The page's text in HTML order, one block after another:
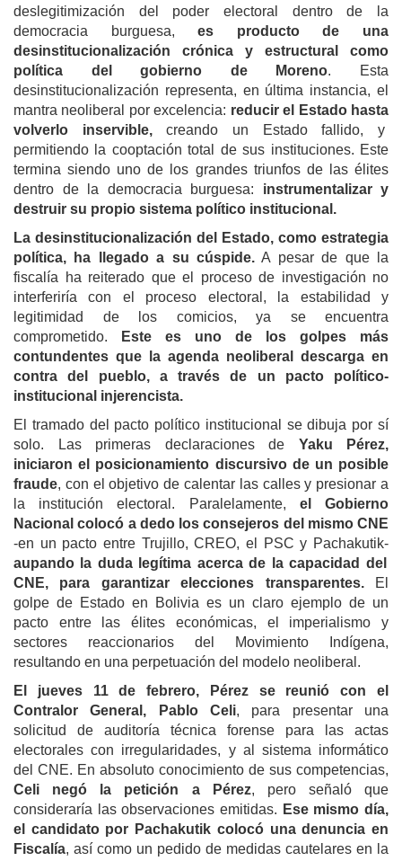
deslegitimización del poder electoral dentro de la
democracia burguesa,es producto de una
desinstitucionalización crónica y estructural como
política del gobierno de Moreno. Esta
desinstitucionalización representa, en última instancia, el
mantra neoliberal por excelencia: reducir el Estado hasta
volverlo inservible,creando un Estado fallido, y
permitiendo la cooptación total de sus instituciones. Este
termina siendo uno de los grandes triunfos de las élites
dentro de la democracia burguesa: instrumentalizar y
destruir su propio sistema político institucional.
La desinstitucionalización del Estado, como estrategia
política, ha llegado a su cúspide. A pesar de que la
fiscalía ha reiterado que el proceso de investigación no
interferiría con el proceso electoral, la estabilidad y
legitimidad de los comicios, ya se encuentra
comprometido.
Este es uno de los golpes más
contundentes que la agenda neoliberal descarga en
contra del pueblo, a través de un pacto político-
institucional injerencista.
El tramado del pacto político institucional se dibuja por sí
solo. Las primeras declaraciones de Yaku Pérez,
iniciaron el posicionamiento discursivo de un posible
fraude, con el objetivo de calentar las calles y presionar a
la institución electoral. Paralelamente, el Gobierno
Nacional colocó a dedo los consejeros del mismo CNE
-en un pacto entre Trujillo, CREO, el PSC y Pachakutik-
aupando la duda legítima acerca de la capacidad del
CNE, para garantizar elecciones transparentes.
El
golpe de Estado en Bolivia es un claro ejemplo de un
pacto entre las élites económicas, el imperialismo y
sectores reaccionarios del Movimiento Indígena,
resultando en una perpetuación del modelo neoliberal.
El jueves 11 de febrero, Pérez se reunió con el
Contralor General, Pablo Celi, para presentar una
solicitud de auditoría técnica forense para las actas
electorales con irregularidades, y al sistema informático
del CNE. En absoluto conocimiento de sus competencias,
Celi negó la petición a Pérez, pero señaló que
consideraría las observaciones emitidas. Ese mismo día,
el candidato por Pachakutik colocó una denuncia en
Fiscalía, así como un pedido de medidas cautelares en la